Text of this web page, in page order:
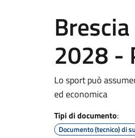
2028 -
Lo sport può
ed economica
Tipi di documento:
Documento (tecnico) di